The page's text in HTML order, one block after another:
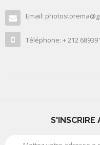
Email:
Téléphone: + 212
S'INSCRIRE